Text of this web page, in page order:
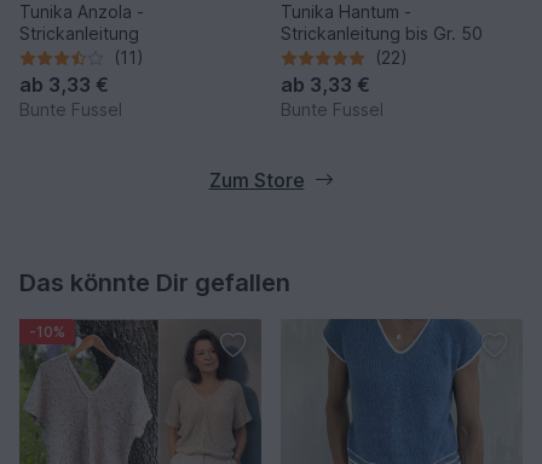
Tunika Anzola -
Strickanleitung
(11)
ab 3,33 €
Bunte Fussel
Tunika Hantum -
Strickanleitung bis Gr. 50
(22)
ab 3,33 €
Bunte Fussel
Zum Store
Das könnte Dir gefallen
-10%